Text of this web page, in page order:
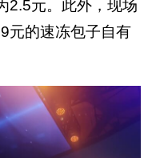
2.5元。此外，现场
元的速冻包子自有